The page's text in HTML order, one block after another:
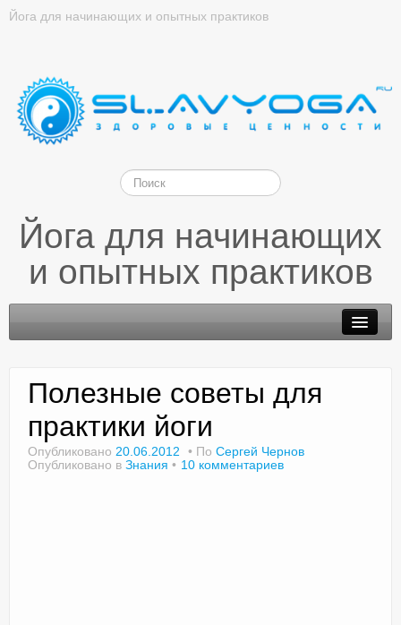
Йога для начинающих и опытных практиков
Йога для начинающих
и опытных практиков
Доктор Чернов
Полезные советы для
практики йоги
Опубликовано 20.06.2012 По Сергей Чернов
Опубликовано в Знания 10 комментариев